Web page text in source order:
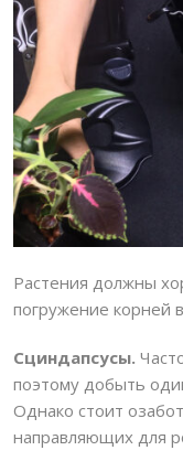
Растения должны
погружение корней
Сциндапсусы.
поэтому добыть
Однако стоит
направляющих для